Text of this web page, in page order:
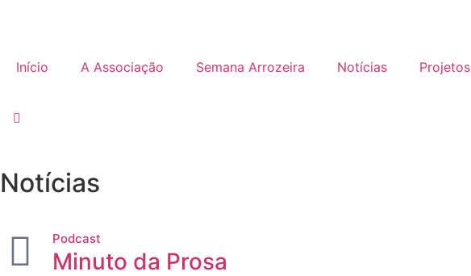
Início A Associação Semana Arrozeira Notícias Projetos
Notícias
Podcast
Minuto da Prosa